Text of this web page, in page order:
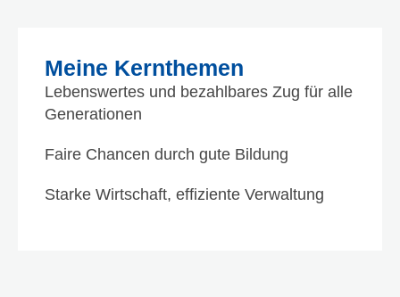
Meine Kernthemen
Lebenswertes und bezahlbares Zug für alle
Generationen
Faire Chancen durch gute Bildung
Starke Wirtschaft, effiziente Verwaltung